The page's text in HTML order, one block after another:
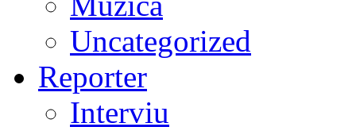
Uncategorized
Reporter
Interviu